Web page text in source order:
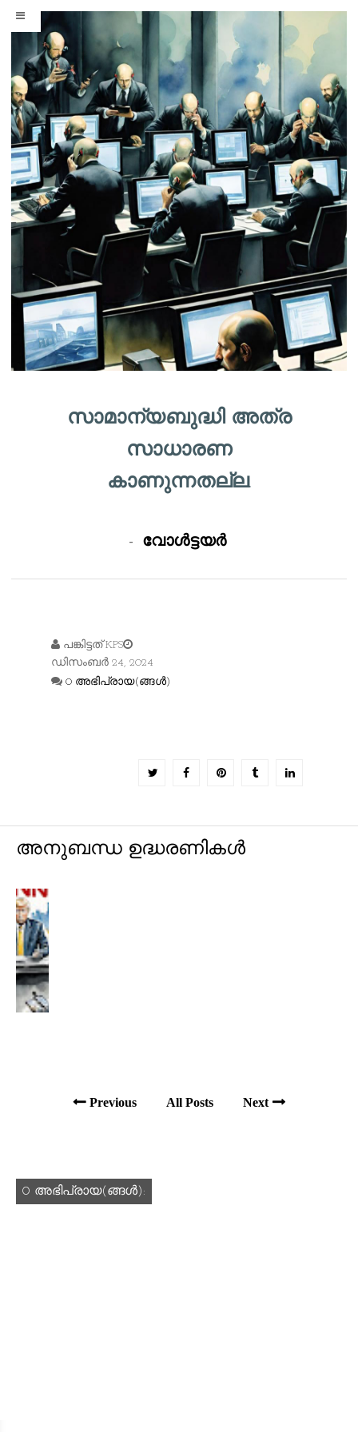
സാമാന്യബുദ്ധി അത്ര
സാധാരണ
കാണുന്നതല്ല.
- വോൾട്ടയർ
പങ്കിട്ടത്KPS
ഡിസംബർ 24, 2024
0 അഭിപ്രായ(ങ്ങള്‍)
അനുബന്ധ ഉദ്ധരണികൾ
Previous All Posts Next
0 അഭിപ്രായ(ങ്ങള്‍):